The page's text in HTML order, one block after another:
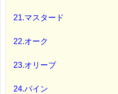
21.マスタード
22.オーク
23.オリーブ
24.パイン